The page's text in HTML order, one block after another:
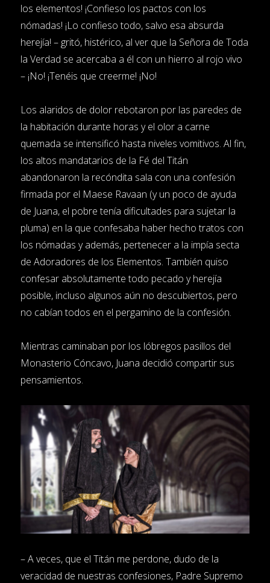
los elementos! ¡Confieso los pactos con los
nómadas! ¡Lo confieso todo, salvo esa absurda
herejía! – gritó, histérico, al ver que la Señora de Toda
la Verdad se acercaba a él con un hierro al rojo vivo
– ¡No! ¡Tenéis que creerme! ¡No!
Los alaridos de dolor rebotaron por las paredes de
la habitación durante horas y el olor a carne
quemada se intensificó hasta niveles vomitivos. Al fin,
los altos mandatarios de la Fé del Titán
abandonaron la recóndita sala con una confesión
firmada por el Maese Ravaan (y un poco de ayuda
de Juana, el pobre tenía dificultades para sujetar la
pluma) en la que confesaba haber hecho tratos con
los nómadas y además, pertenecer a la impía secta
de Adoradores de los Elementos. También quiso
confesar absolutamente todo pecado y herejía
posible, incluso algunos aún no descubiertos, pero
no cabían todos en el pergamino de la confesión.
Mientras caminaban por los lóbregos pasillos del
Monasterio Cóncavo, Juana decidió compartir sus
pensamientos.
– A veces, que el Titán me perdone, dudo de la
veracidad de nuestras confesiones, Padre Supremo